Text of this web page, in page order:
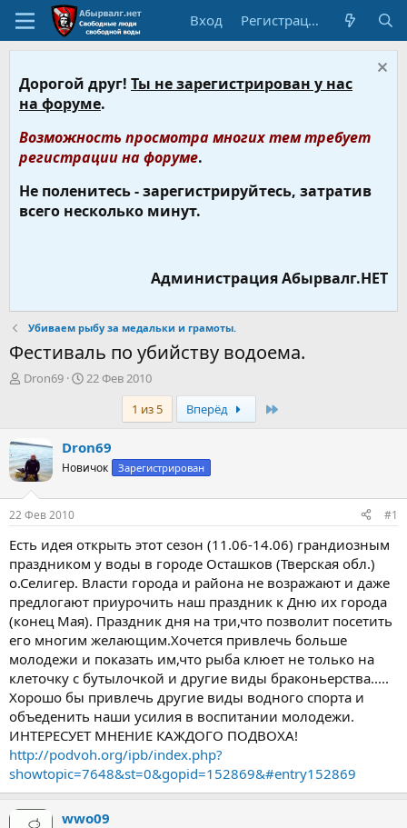
Вход Регистрация
Дорогой друг! Ты не зарегистрирован у нас
на форуме.
Возможность просмотра многих тем требует
регистрации на форуме.
Не поленитесь - зарегистрируйтесь, затратив
всего несколько минут.
Администрация Абырвалг.НЕТ
Убиваем рыбу за медальки и грамоты.
Фестиваль по убийству водоема.
А
р
т
е
м
ы
Dron69
Д
н
ч
а
22 Фев 2010
1 из 5
Вперёд
Dron69
Новичок Зарегистрирован
22 Фев 2010 #1
Есть идея открыть этот сезон (11.06-14.06) грандиозным
праздником у воды в городе Осташков (Тверская обл.)
о.Селигер. Власти города и района не возражают и даже
предлогают приурочить наш праздник к Дню их города
(конец Мая). Праздник дня на три,что позволит посетить
его многим желающим.Хочется привлечь больше
молодежи и показать им,что рыба клюет не только на
клеточку с бутылочкой и другие виды браконьерства.....
Хорошо бы привлечь другие виды водного спорта и
объеденить наши усилия в воспитании молодежи.
ИНТЕРЕСУЕТ МНЕНИЕ КАЖДОГО ПОДВОХА!
http://podvoh.org/ipb/index.php?
showtopic=7648&st=0&gopid=152869&#entry152869
wwo09